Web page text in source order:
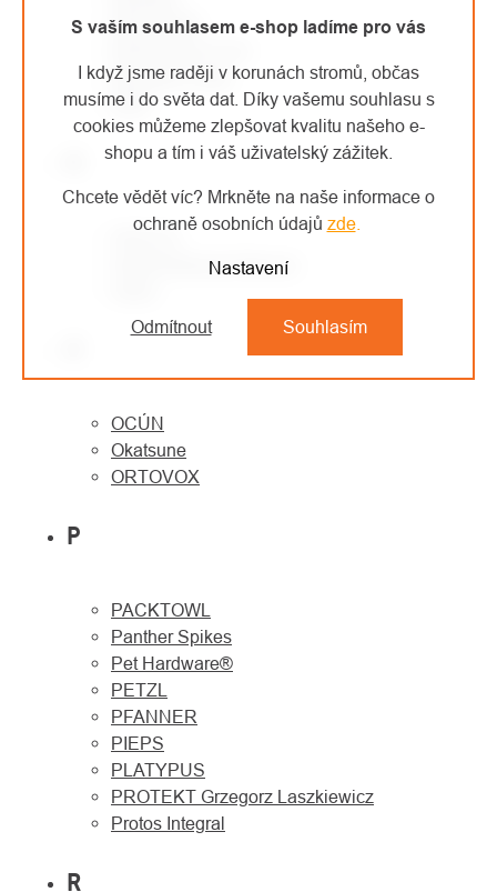
S vaším souhlasem e-shop ladíme pro vás
I když jsme raději v korunách stromů, občas
musíme i do světa dat. Díky vašemu souhlasu s
cookies můžeme zlepšovat kvalitu našeho e-
shopu a tím i váš uživatelský zážitek.
Chcete vědět víc? Mrkněte na naše informace o
ochraně osobních údajů zde.
Nastavení
Odmítnout Souhlasím
MONTURA
Mountain Paws
MSR
NESTLE
North American Rescue
OCÚN
Okatsune
ORTOVOX
P
PACKTOWL
Panther Spikes
Pet Hardware®
PETZL
PFANNER
PIEPS
PLATYPUS
PROTEKT Grzegorz Laszkiewicz
Protos Integral
R